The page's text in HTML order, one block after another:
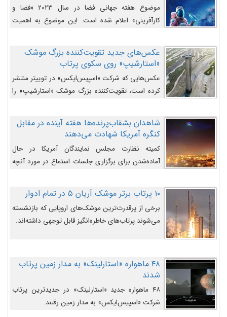
موضوع هفته جهانی فضا در سال ۲۰۲۳ «فضا و
کارآفرینی» اعلام شده است. این موضوع به اهمیت
روزافزون کارآفرینی در حوزه فضایی و مزایای جدیدی که
کارآفرینان این حوزه ایجاد می‌کنند، می‌پردازد.
عکس‌های جدید تقویت‌کننده بزرگ موشک
«استارشیپ» روی سکوی پرتاب
عکس‌هایی که شرکت «اسپیس‌ایکس» در توییتر منتشر
کرده است، تقویت‌کننده بزرگ موشک «استارشیپ» را
شاهدان بشقاب‌پرنده‌ها هفته آینده در مقابل
کنگره آمریکا شهادت می‌دهند
کمیته نظارت مجلس نمایندگان آمریکا در حال
آماده‌شدن برای برگزاری جلسات استماع در مورد آنچه
می‌دانند، است و قرار است افشاگران یوفوها هفته آینده
در مقابل آنها شهادت دهند.۱۰ پرتاب برتر موشک آریان ۵ در تمام ادوار
برخی از پرقدرت‌ترین موشک‌های اروپایی که بازنشسته
می‌شوند پرتاب‌های خاطره‌انگیز قابل توجهی داشته‌اند.
۴۸ ماهواره «استارلینک» به مدار زمین پرتاب
شدند
۴۸ ماهواره جدید «استارلینک» در جدیدترین پرتاب
شرکت «اسپیس‌ایکس» به مدار زمین رفتند.